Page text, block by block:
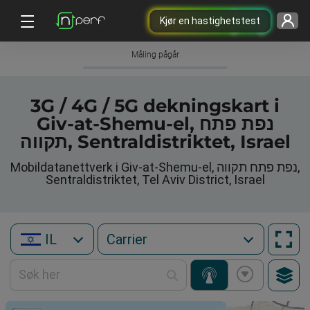
Kjør en hastighetstest
Måling pågår
3G / 4G / 5G dekningskart i
Giv-at-Shemu-el, נפת פתח
תקווה, Sentraldistriktet, Israel
Mobildatanettverk i Giv-at-Shemu-el, נפת פתח תקווה,
Sentraldistriktet, Tel Aviv District, Israel
IL